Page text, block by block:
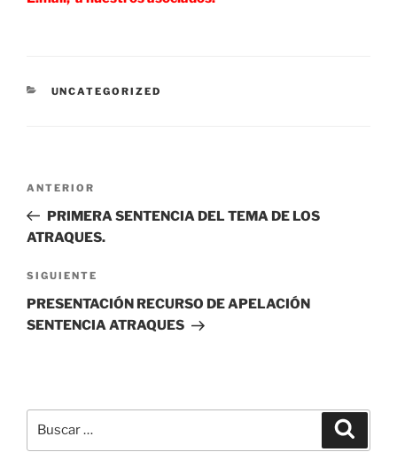
CATEGORÍAS
UNCATEGORIZED
entradas
Entrada
anterior:
ANTERIOR
PRIMERA SENTENCIA DEL TEMA DE LOS
ATRAQUES.
Siguiente
entrada
SIGUIENTE
PRESENTACIÓN RECURSO DE APELACIÓN
SENTENCIA ATRAQUES
por: